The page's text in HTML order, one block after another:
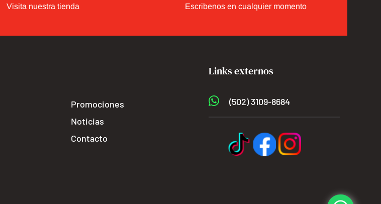
Visita nuestra tienda Escribenos en cualquier momento
Promociones
Noticias
Contacto
Links externos
(502) 3109-8684